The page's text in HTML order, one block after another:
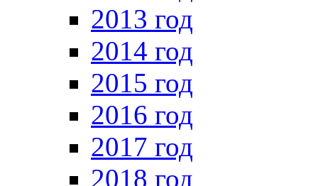
2013 год
2014 год
2015 год
2016 год
2017 год
2018 год